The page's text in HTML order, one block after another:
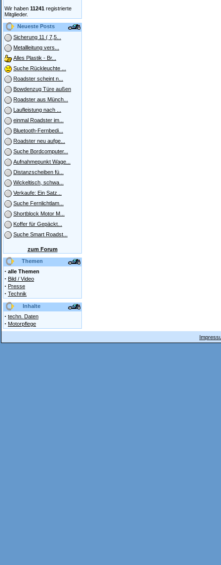
Wir haben 11241 registrierte
Mitglieder.
Neueste Posts
Sicherung 11 ( 7,5...
Metallleitung vers...
Alles Plastik - Br...
Suche Rückleuchte ...
Roadster scheint n...
Bowdenzug Türe außen
Roadster aus Münch...
Laufleistung nach ...
einmal Roadster im...
Bluetooth-Fernbedi...
Roadster neu aufge...
Suche Bordcomputer...
Aufnahmepunkt Wage...
Distanzscheiben fü...
Wickeltisch, schwa...
Verkaufe: Ein Satz...
Suche Fernlichtlam...
Shortblock Motor M...
Koffer für Gepäckt...
Suche Smart Roadst...
zum Forum
Themen
· alle Themen
· Bild / Video
· Presse
· Technik
Inhalte
· techn. Daten
· Motorpflege